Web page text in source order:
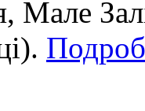
Мале